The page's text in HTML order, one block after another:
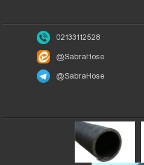
02133112528
@SabraHose
@SabraHose